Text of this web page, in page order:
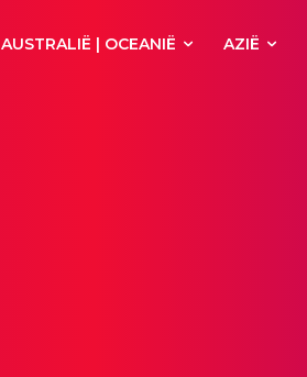
AUSTRALIË | OCEANIË AZIË